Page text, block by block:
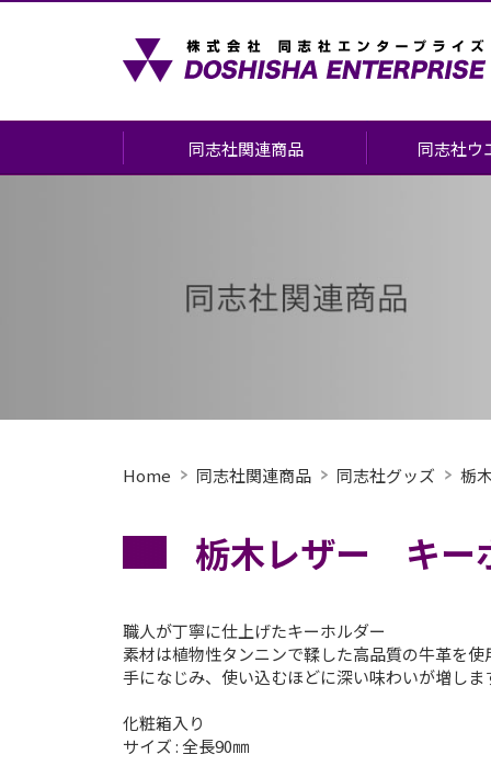
同志社関連商品
お酒・食品
ショッピングカート
同志社ウ
お申し込みの
よくあるご質
Home 同志社関連商品 同志社グッズ 栃
栃木レザー キー
職人が丁寧に仕上げたキーホルダー
素材は植物性タンニンで鞣した高品質の牛革を使
手になじみ、使い込むほどに深い味わいが増しま
化粧箱入り
サイズ : 全長90㎜